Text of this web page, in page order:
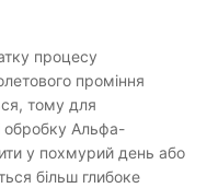
процесу
проміння
тому для
обробку Альфа-
у похмурий день або
більш глибоке